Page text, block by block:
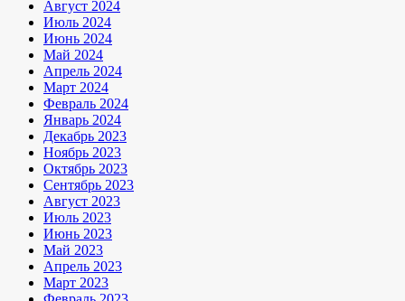
Август 2024
Июль 2024
Июнь 2024
Май 2024
Апрель 2024
Март 2024
Февраль 2024
Январь 2024
Декабрь 2023
Ноябрь 2023
Октябрь 2023
Сентябрь 2023
Август 2023
Июль 2023
Июнь 2023
Май 2023
Апрель 2023
Март 2023